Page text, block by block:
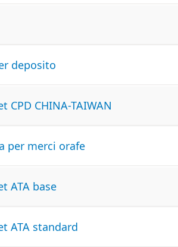
deposito
CHINA-TAIWAN
per merci orafe
ATA base
ATA standard